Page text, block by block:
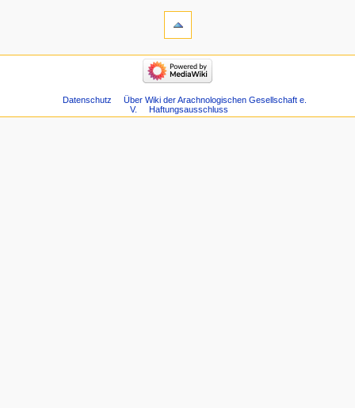
Datenschutz
Über Wiki der Arachnologischen Gesellschaft e.
V.
Haftungsausschluss